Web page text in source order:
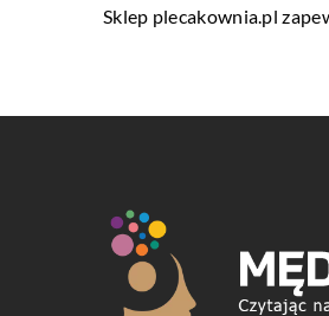
Sklep plecakownia.pl